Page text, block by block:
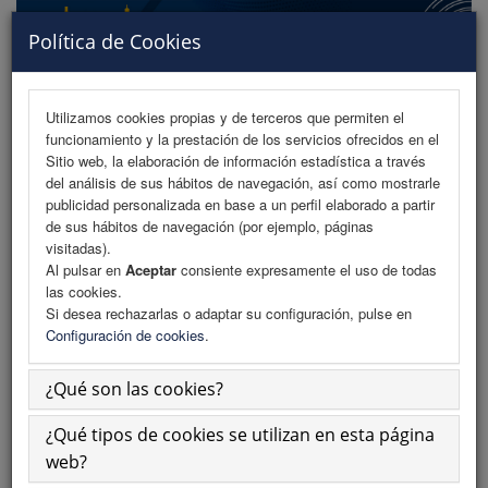
Política de Cookies
Utilizamos cookies propias y de terceros que permiten el
funcionamiento y la prestación de los servicios ofrecidos en el
Sitio web, la elaboración de información estadística a través
del análisis de sus hábitos de navegación, así como mostrarle
publicidad personalizada en base a un perfil elaborado a partir
de sus hábitos de navegación (por ejemplo, páginas
visitadas).
Al pulsar en Aceptar consiente expresamente el uso de todas
las cookies.
Si desea rechazarlas o adaptar su configuración, pulse en
Configuración de cookies.
¿Qué son las cookies?
¿Qué tipos de cookies se utilizan en esta página
web?
MENU
Programa
Programa (PDF)
Normativa comunicaciones
Envío de comunicaciones
Descargar normativa
Plantillas